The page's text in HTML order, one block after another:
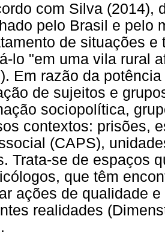
com Silva (2014),
pelo Brasil e pelo
de situações
lo "em uma vila rural
Em razão da
de sujeitos e
sociopolítica,
contextos: prisões,
(CAPS),
Trata-se de espaços
que têm
ações de qualidade
realidades